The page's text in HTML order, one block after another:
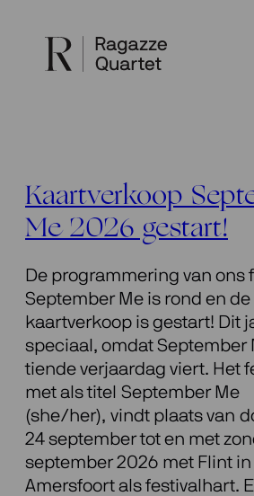
Kaartverkoop
Me 2026 gestart!
De programmering van ons
September Me is rond en de
kaartverkoop is gestart! Dit
speciaal, omdat September
tiende verjaardag viert. Het
met als titel September Me
(she/her), vindt plaats van
24 september tot en met
september 2026 met Flint in
Amersfoort als festivalhart.